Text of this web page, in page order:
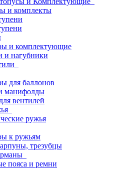
и комплекты
и комплектующие
и нагубники
для баллонов
манифолды
вентилей
ружья
к ружьям
трезубцы
пояса и ремни